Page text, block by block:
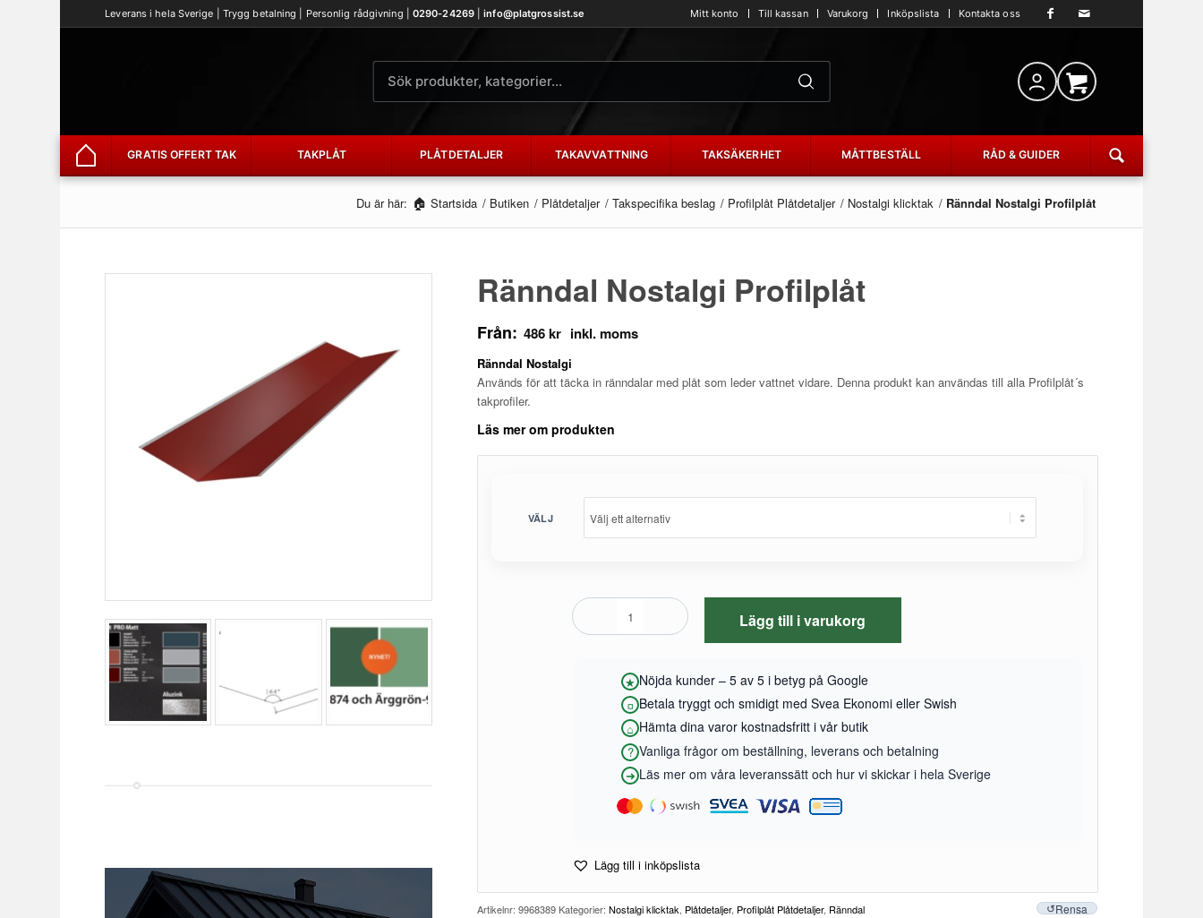
Mitt konto Till kassan Varukorg Inköpslista Kontakta oss
Leverans i hela Sverige | Trygg betalning | Personlig rådgivning | 0290-24269|info@platgrossist.se
Hem
GRATIS OFFERT TAK TAKPLÅT PLÅTDETALJER TAKAVVATTNING TAKSÄKERHET MÅTTBESTÄLL RÅD & GUIDER
Du är här: Startsida / Butiken / Plåtdetaljer / Takspecifika beslag / Profilplåt Plåtdetaljer / Nostalgi klicktak / Ränndal Nostalgi Profilplåt
Ränndal Nostalgi Profilplåt
Från: 486kr
Ränndal Nostalgi
Används för att täcka in ränndalar med plåt som leder vattnet vidare. Denna produkt kan användas till alla Profilplåt´s
takprofiler.
Läs mer om produkten
VÄLJ
Rensa
Lägg till i varukorg
Nöjda kunder – 5 av 5 i betyg på Google
Betala tryggt och smidigt med Svea Ekonomi eller Swish
Hämta dina varor kostnadsfritt i vår butik
Vanliga frågor om beställning, leverans och betalning
Läs mer om våra leveranssätt och hur vi skickar i hela Sverige
Lägg till i inköpslista
Artikelnr:9968389 Kategorier:Nostalgi klicktak Plåtdetaljer, Profilplåt Plåtdetaljer, Ränndal